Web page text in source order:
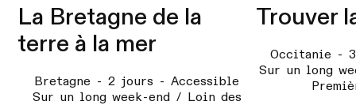
La Bretagne de la
terre à la mer
Bretagne - 2 jours - Accessible
Sur un long week-end / Loin des
Trouver
Occitanie -
Sur un long